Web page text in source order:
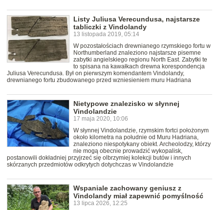
Listy Juliusa Verecundusa, najstarsze
tabliczki z Vindolandy
13 listopada 2019, 05:14
W pozostałościach drewnianego rzymskiego fortu w
Northumberland znaleziono najstarsze pisemne
zabytki angielskiego regionu North East. Zabytki te
to spisana na kawałkach drewna korespondencja
Juliusa Verecundusa. Był on pierwszym komendantem Vindolandy,
drewnianego fortu zbudowanego przed wzniesieniem muru Hadriana
Nietypowe znalezisko w słynnej
Vindolandzie
17 maja 2020, 10:06
W słynnej Vindolandzie, rzymskim fortci położonym
około kilometra na południe od Muru Hadriana,
znaleziono niespotykany obiekt. Archeolodzy, którzy
nie mogą obecnie prowadzić wykopalisk,
postanowili dokładniej przyjrzeć się olbrzymiej kolekcji butów i innych
skórzanych przedmiotów odkrytych dotychczas w Vindolandzie
Wspaniale zachowany geniusz z
Vindolandy miał zapewnić pomyślność
13 lipca 2026, 12:25